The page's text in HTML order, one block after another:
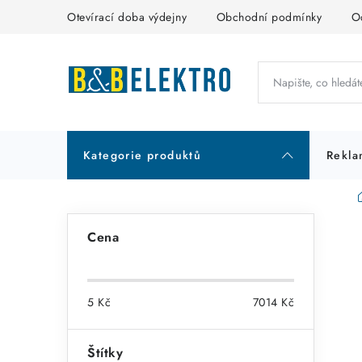
Otevírací doba výdejny Obchodní podmínky
Kategorie produktů
t
Cena
5 Kč 7014 Kč
Štítky